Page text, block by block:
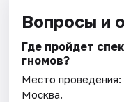
Вопросы и
Где пройдет
гномов?
Место проведения:
Москва.